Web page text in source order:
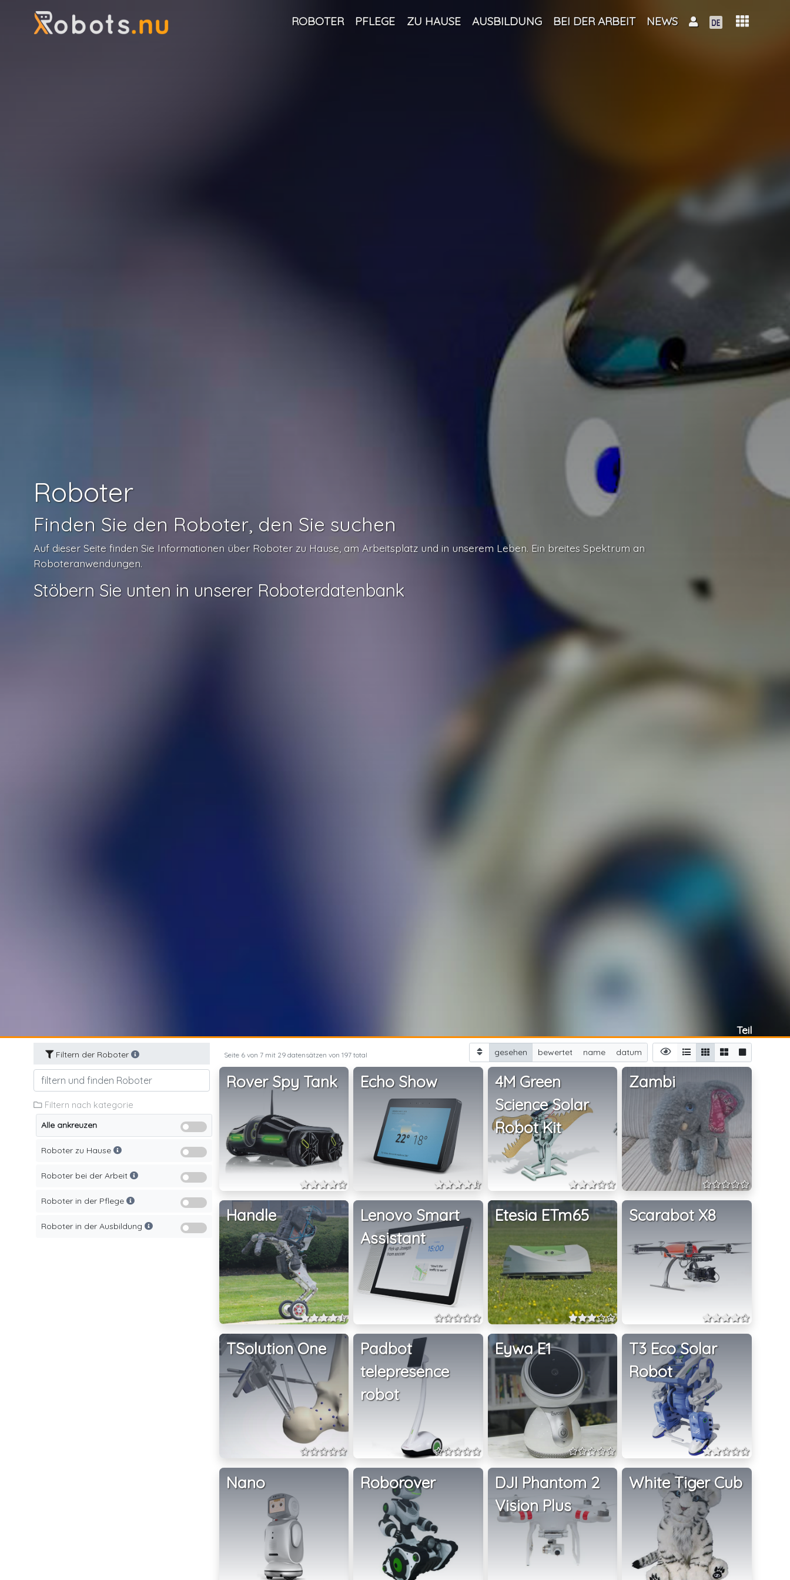
ROBOTER PFLEGE ZU HAUSE AUSBILDUNG BEI DER ARBEIT NEWS
Roboter
Finden Sie den Roboter, den Sie suchen
Auf dieser Seite finden Sie Informationen über Roboter zu Hause, am Arbeitsplatz und in unserem Leben. Ein breites Spektrum an
Roboteranwendungen.
Stöbern Sie unten in unserer Roboterdatenbank
Teil
Filtern der Roboter
Filtern nach kategorie
Alle ankreuzen
Roboter zu Hause
Roboter bei der Arbeit
Roboter in der Pflege
Roboter in der Ausbildung
gesehen bewertet name datum
Seite 6 von 7 mit 29 datensätzen von 197 total
Rover Spy Tank Echo Show
4M Green
Science Solar
Robot Kit
Zambi
Handle
Lenovo Smart
Assistant
Etesia ETm65 Scarabot X8
TSolution One
Padbot
telepresence
robot
Eywa E1
T3 Eco Solar
Robot
Nano Roborover
DJI Phantom 2
Vision Plus
White Tiger Cub